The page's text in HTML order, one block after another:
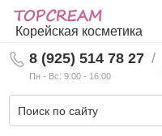
Корейская косметика
8 (925) 514 78 27
Пн - Вс: 9:00 - 16:00
/